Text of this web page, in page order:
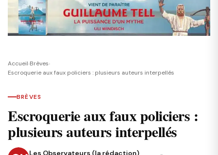
Accueil›Brèves›
Escroquerie aux faux policiers : plusieurs auteurs interpellés
BRÈVES
Escroquerie aux faux policiers :
plusieurs auteurs interpellés
Les Observateurs (la rédaction)